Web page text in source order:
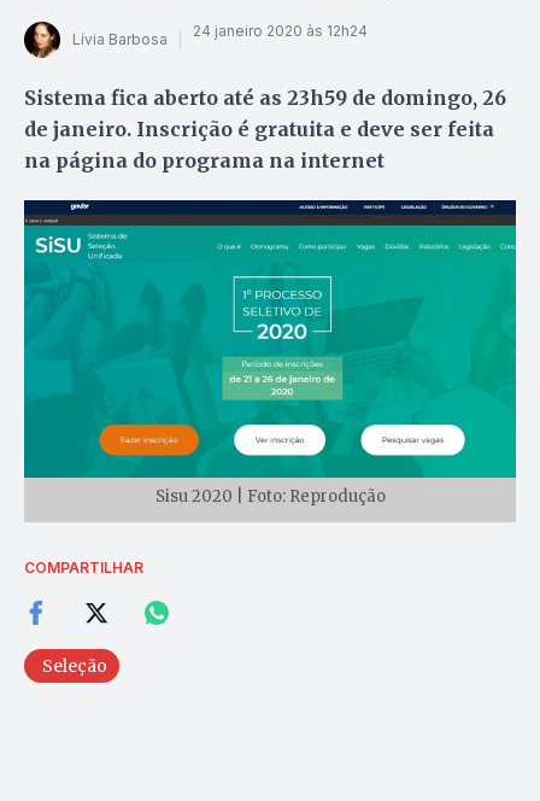
Lívia Barbosa 24 janeiro 2020 às 12h24
Sistema fica aberto até as 23h59 de domingo, 26
de janeiro. Inscrição é gratuita e deve ser feita
na página do programa na internet
Sisu 2020 | Foto: Reprodução
COMPARTILHAR
Seleção